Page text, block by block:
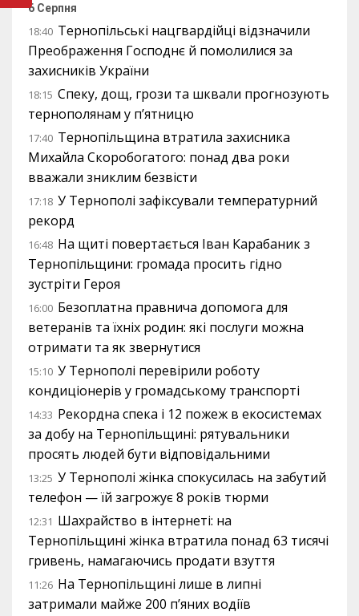
6 Серпня
18:40 Тернопільські нацгвардійці відзначили
Преображення Господнє й помолилися за
захисників України
18:15 Спеку, дощ, грози та шквали прогнозують
тернополянам у п’ятницю
17:40 Тернопільщина втратила захисника
Михайла Скоробогатого: понад два роки
вважали зниклим безвісти
17:18 У Тернополі зафіксували температурний
рекорд
16:48 На щиті повертається Іван Карабаник з
Тернопільщини: громада просить гідно
зустріти Героя
16:00 Безоплатна правнича допомога для
ветеранів та їхніх родин: які послуги можна
отримати та як звернутися
15:10 У Тернополі перевірили роботу
кондиціонерів у громадському транспорті
14:33 Рекордна спека і 12 пожеж в екосистемах
за добу на Тернопільщині: рятувальники
просять людей бути відповідальними
13:25 У Тернополі жінка спокусилась на забутий
телефон — їй загрожує 8 років тюрми
12:31 Шахрайство в інтернеті: на
Тернопільщині жінка втратила понад 63 тисячі
гривень, намагаючись продати взуття
11:26 На Тернопільщині лише в липні
затримали майже 200 п’яних водіїв